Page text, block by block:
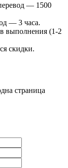
— 1500
— 3 часа.
выполнения (1-2
скидки.
страница